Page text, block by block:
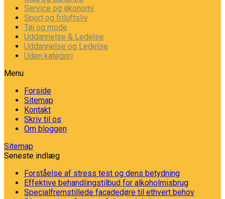
Service og økonomi
Sport og friluftsliv
Tøj og mode
Uddannelse & Ledelse
Uddannelse og Ledelse
Uden kategori
Menu
Forside
Sitemap
Kontakt
Skriv til os
Om bloggen
Sitemap
Seneste indlæg
Forståelse af stress test og dens betydning
Effektive behandlingstilbud for alkoholmisbrug
Specialfremstillede facadedøre til ethvert behov